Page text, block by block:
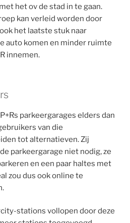
het ov de stad in te gaan.
kan verleid worden door
het laatste stuk naar
auto komen en minder ruimte
innemen.
parkeergarages elders dan
van die
tot alternatieven. Zij
parkeergarage niet nodig, ze
en een paar haltes met
zou dus ook online te
stations vollopen door deze